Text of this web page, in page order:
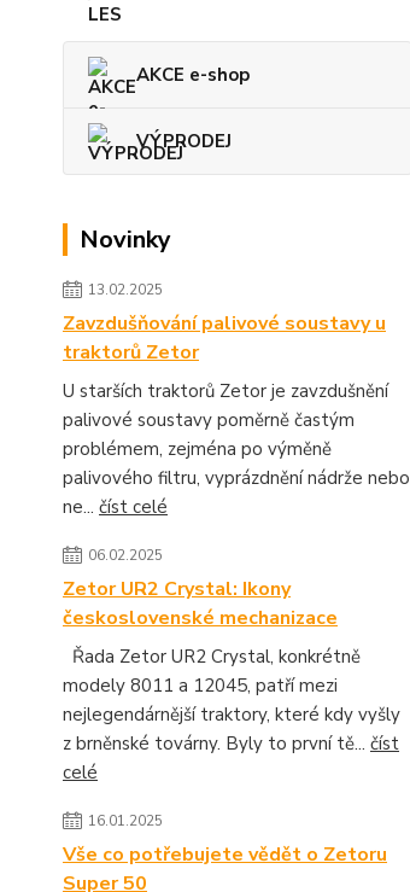
AKCE e-shop
VÝPRODEJ
Novinky
13.02.2025
Zavzdušňování palivové soustavy u
traktorů Zetor
U starších traktorů Zetor je zavzdušnění
palivové soustavy poměrně častým
problémem, zejména po výměně
palivového filtru, vyprázdnění nádrže nebo
ne... číst celé
06.02.2025
Zetor UR2 Crystal: Ikony
československé mechanizace
Řada Zetor UR2 Crystal, konkrétně
modely 8011 a 12045, patří mezi
nejlegendárnější traktory, které kdy vyšly
z brněnské továrny. Byly to první tě... číst
celé
16.01.2025
Vše co potřebujete vědět o Zetoru
Super 50